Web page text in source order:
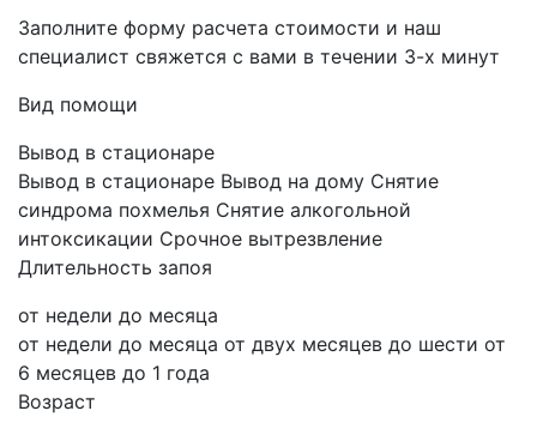
Заполните форму расчета стоимости и наш
специалист свяжется с вами в течении 3-х минут
Вид помощи
Вывод в стационаре
Вывод в стационаре Вывод на дому Снятие
синдрома похмелья Снятие алкогольной
интоксикации Срочное вытрезвление
Длительность запоя
от недели до месяца
от недели до месяца от двух месяцев до шести от
6 месяцев до 1 года
Возраст